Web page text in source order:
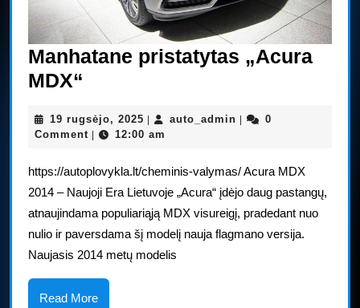
Manhatane pristatytas „Acura
MDX“
„Acura
19 rugsėjo, 2025 19
rugsėjo,
| auto_admin auto_admin
|
0
Comment | 12:00 am
https://autoplovykla.lt/cheminis-valymas/ Acura MDX
2014 – Naujoji Era Lietuvoje „Acura“ įdėjo daug pastangų,
atnaujindama populiariąją MDX visureigį, pradedant nuo
nulio ir paversdama šį modelį nauja flagmano versija.
Naujasis 2014 metų modelis
Read MoreRead